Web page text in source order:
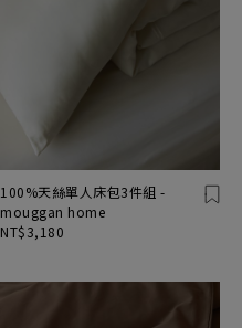
100%天絲單人床包3件組 -
mouggan home
NT$3,180